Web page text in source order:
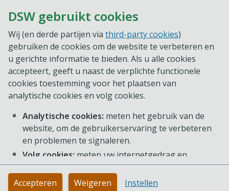
DSW gebruikt cookies
Wij (en derde partijen via third-party cookies)
gebruiken de cookies om de website te verbeteren en
u gerichte informatie te bieden. Als u alle cookies
accepteert, geeft u naast de verplichte functionele
cookies toestemming voor het plaatsen van
analytische cookies en volg cookies.
Analytische cookies: meten het gebruik van de
website, om de gebruikerservaring te verbeteren
en problemen te signaleren.
Volg cookies: meten uw internetgedrag en
voorkeuren, zodat we gerichte informatie op onze
website kunnen aanbieden. Deze cookies kunnen
Accepteren Weigeren Instellen